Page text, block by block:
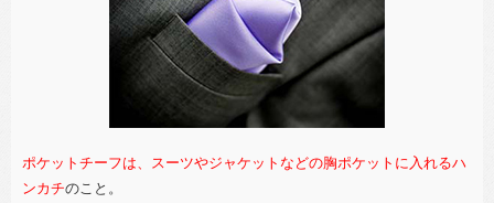
ポケットチーフは、スーツやジャケットなどの胸ポケットに入れるハ
ンカチのこと。